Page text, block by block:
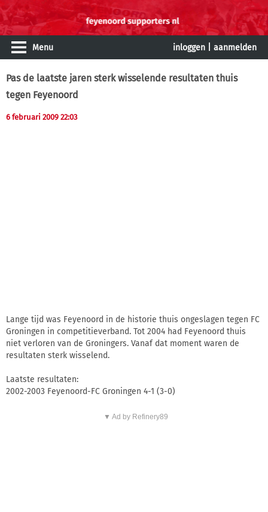
Menu inloggen aanmelden
Pas de laatste jaren sterk wisselende resultaten thuis
tegen Feyenoord
6 februari 2009 22:03
Lange tijd was Feyenoord in de historie thuis ongeslagen tegen FC
Groningen in competitieverband. Tot 2004 had Feyenoord thuis
niet verloren van de Groningers. Vanaf dat moment waren de
resultaten sterk wisselend.
Laatste resultaten:
2002-2003 Feyenoord-FC Groningen 4-1 (3-0)
▼ Ad by Refinery89